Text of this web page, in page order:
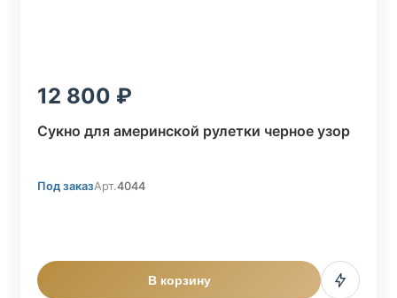
12 800
Сукно для америнской рулетки черное узор
Под заказАрт.4044
В корзину